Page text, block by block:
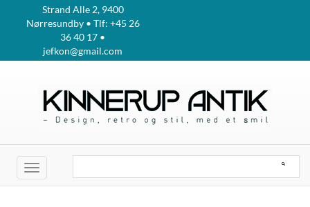
Strand Alle 2, 9400
Nørresundby • Tlf: +45 26
36 40 17 •
jefkon@gmail.com
Toggle
navigation